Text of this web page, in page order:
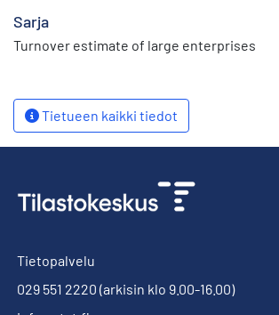
Sarja
Turnover estimate of large enterprises
Tietueen kaikki tiedot
Tietopalvelu
029 551 2220 (arkisin klo 9.00-16.00)